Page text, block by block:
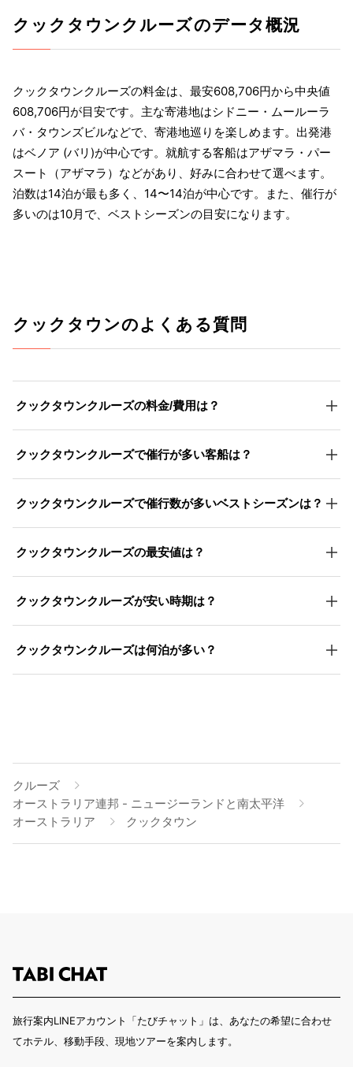
クックタウンクルーズのデータ概況
クックタウンクルーズの料金は、最安608,706円から中央値
608,706円が目安です。主な寄港地はシドニー・ムールーラ
バ・タウンズビルなどで、寄港地巡りを楽しめます。出発港
はベノア (バリ)が中心です。就航する客船はアザマラ・パー
スート（アザマラ）などがあり、好みに合わせて選べます。
泊数は14泊が最も多く、14〜14泊が中心です。また、催行が
多いのは10月で、ベストシーズンの目安になります。
クックタウンのよくある質問
クックタウンクルーズの料金/費用は？
クックタウンクルーズで催行が多い客船は？
クックタウンクルーズで催行数が多いベストシーズンは？
クックタウンクルーズの最安値は？
クックタウンクルーズが安い時期は？
クックタウンクルーズは何泊が多い？
クルーズ
オーストラリア連邦 - ニュージーランドと南太平洋
オーストラリア
クックタウン
旅行案内LINEアカウント「たびチャット」は、あなたの希望に合わせ
てホテル、移動手段、現地ツアーを案内します。